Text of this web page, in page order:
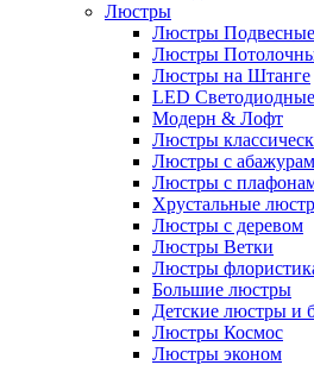
Люстры
Люстры Подвесные
Люстры
Люстры на Штанге
LED
Модерн & Лофт
Люстры
Люстры с
Люстры с
Хрустальные
Люстры с деревом
Люстры Ветки
Люстры
Большие люстры
Детские люстры и
Люстры Космос
Люстры эконом